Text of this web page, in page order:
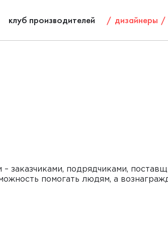
клуб производителей дизайнеры
заказчиками, подрядчиками,
помогать людям, а